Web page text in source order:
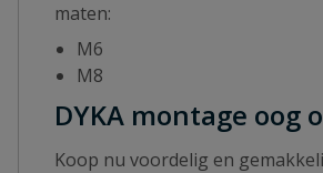
maten:
M6
M8
DYKA montage oog
Koop nu voordelig en